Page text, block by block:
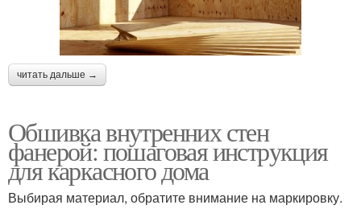
читать дальше →
Обшивка внутренних стен
фанерой: пошаговая инструкция
для каркасного дома
Выбирая материал, обратите внимание на маркировку.